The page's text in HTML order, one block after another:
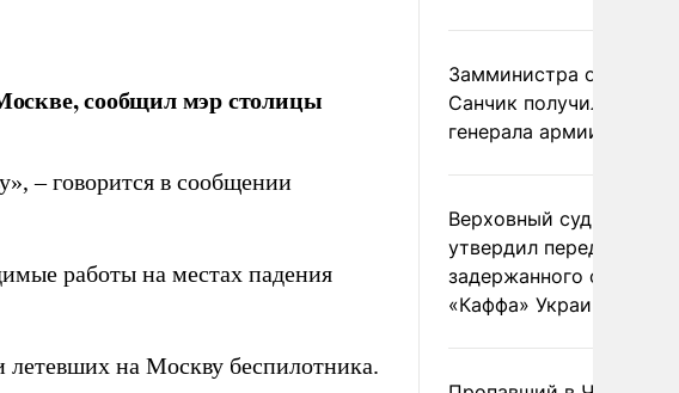
сообщил мэр столицы
– говорится в сообщении
работы на местах падения
летевших на Москву беспилотника.
Замминистра обороны
Санчик получил звание
генерала армии
Верховный суд Швеции
утвердил передачу
задержанного
«Каффа» Украине